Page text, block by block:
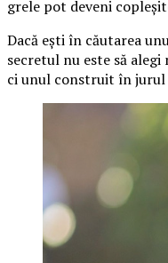
grele pot deveni
Dacă ești în căutarea
secretul nu este să
ci unul construit în